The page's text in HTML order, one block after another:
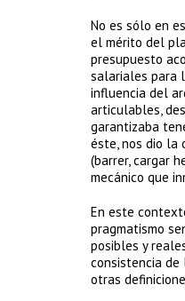
No es sólo en
el mérito del
presupuesto
salariales para
influencia del
articulables,
garantizaba
éste, nos dio la
(barrer, cargar
mecánico que
En este
pragmatismo
posibles y
consistencia
otras